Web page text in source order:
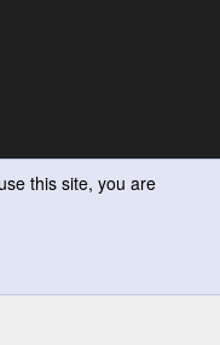
this site, you are